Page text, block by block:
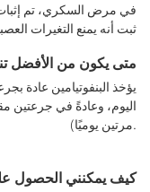
ثبت أنه يمنع التغيرات
متى يكون من الأفضل
مرتين يوميًا).
كيف يمكنني الحصول على